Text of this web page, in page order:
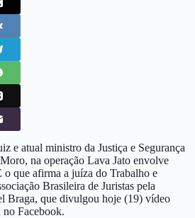
e atual ministro da Justiça e Segurança
na operação Lava Jato envolve
o que afirma a juíza do Trabalho e
Brasileira de Juristas pela
Braga, que divulgou hoje (19) vídeo
no Facebook.